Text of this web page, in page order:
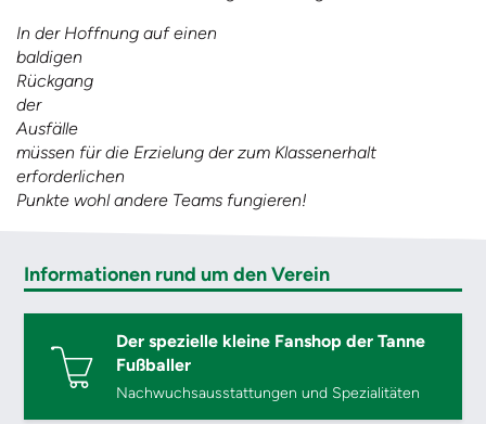
In der Hoffnung auf einen
baldigen
Rückgang
der
Ausfälle
müssen für die Erzielung der zum Klassenerhalt
erforderlichen
Punkte wohl andere Teams fungieren!
Informationen rund um den Verein
Der spezielle kleine Fanshop der Tanne
Fußballer
Nachwuchsausstattungen und Spezialitäten